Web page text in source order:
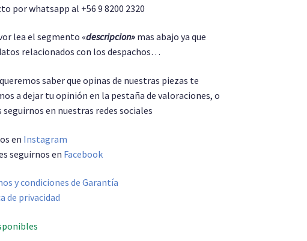
por whatsapp al +56 9 8200 2320
lea el segmento «descripcion»mas abajo ya que
relacionados con los despachos…
saber que opinas de nuestras piezas te
a dejar tu opinión en la pestaña de valoraciones, o
seguirnos en nuestras redes sociales
en Instagram
seguirnos en Facebook
y condiciones de Garantía
de privacidad